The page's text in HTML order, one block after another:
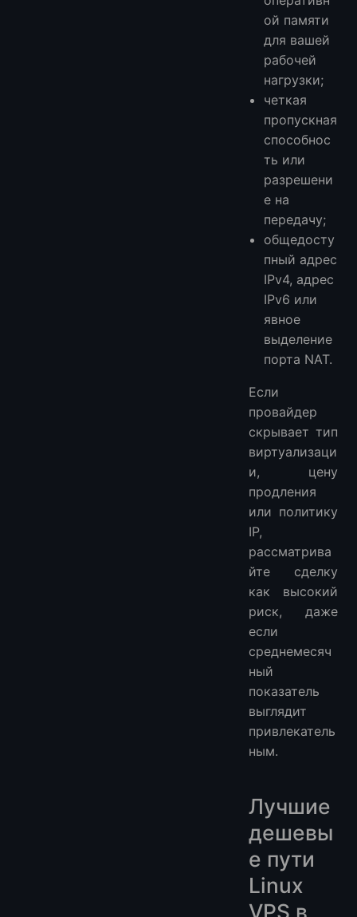
ой памяти
для вашей
рабочей
нагрузки;
четкая
пропускная
способнос
ть или
разрешени
е на
передачу;
общедосту
пный адрес
IPv4, адрес
IPv6 или
явное
выделение
порта NAT.
Если
провайдер
скрывает тип
виртуализаци
и, цену
продления
или политику
IP,
рассматрива
йте сделку
как высокий
риск, даже
если
среднемесяч
ный
показатель
выглядит
привлекатель
ным.
Лучшие
дешевы
е пути
Linux
VPS в